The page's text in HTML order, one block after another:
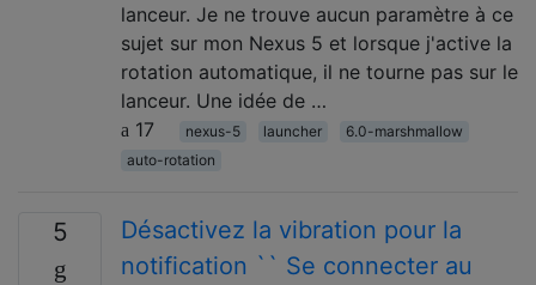
lanceur. Je ne trouve aucun paramètre à ce
sujet sur mon Nexus 5 et lorsque j'active la
rotation automatique, il ne tourne pas sur le
lanceur. Une idée de …
17
nexus-5 launcher
6.0-marshmallow
auto-rotation
5
Désactivez la vibration pour la
notification `` Se connecter au